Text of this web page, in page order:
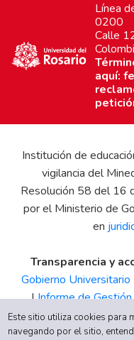
Línea
0200
Calle
aquí:
Institución de
vigilancia del
Resolución 58 del 16
por el Ministerio de
en
Transparencia y
Gobierno Universitario
|Informe de Gestión
Tributario|Estados
de
Este sitio utiliza cookies para
navegando por el sitio,